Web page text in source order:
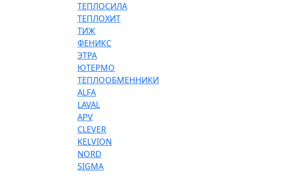
ТЕПЛОСИЛА
ТЕПЛОХИТ
ТИЖ
ФЕНИКС
ЭТРА
ЮТЕРМО
ТЕПЛООБМЕННИКИ
ALFA
LAVAL
APV
CLEVER
KELVION
NORD
SIGMA